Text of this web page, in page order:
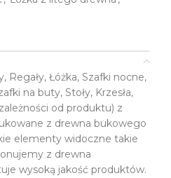
Regały, Łóżka, Szafki nocne,
na buty, Stoły, Krzesła,
od produktu) z
z drewna bukowego
elementy widoczne takie
z drewna
wysoką jakość produktów.